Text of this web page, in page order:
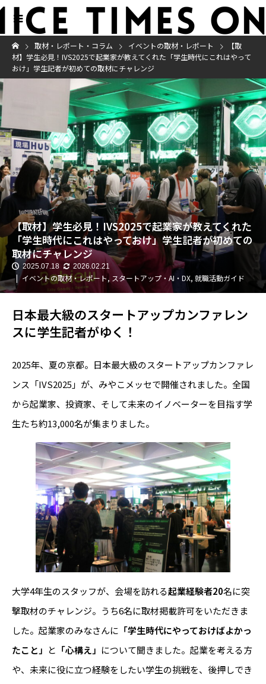
取材・レポート・コラム イベントの取材・レポート
【取
材】学生必見！IVS2025で起業家が教えてくれた「学生時代にこれはやって
おけ」学生記者が初めての取材にチャレンジ
【取材】学生必見！IVS2025で起業家が教えてくれた
「学生時代にこれはやっておけ」学生記者が初めての
取材にチャレンジ
2025.07.18 2026.02.21
イベントの取材・レポート, スタートアップ・AI・DX, 就職活動ガイド
日本最大級のスタートアップカンファレン
スに学生記者がゆく！
2025年、夏の京都。日本最大級のスタートアップカンファレ
ンス「IVS2025」が、みやこメッセで開催されました。全国
から起業家、投資家、そして未来のイノベーターを目指す学
生たち約13,000名が集まりました。
大学4年生のスタッフが、会場を訪れる起業経験者20名に突
撃取材のチャレンジ。うち6名に取材掲載許可をいただきま
した。起業家のみなさんに 「学生時代にやっておけばよかっ
たこと」 と 「心構え」 について聞きました。起業を考える方
や、未来に役に立つ経験をしたい学生の挑戦を、後押しでき